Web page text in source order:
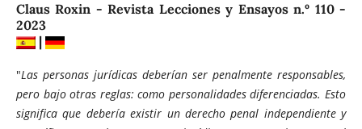
Claus Roxin - Revista Lecciones y Ensayos n.º 110 -
2023
|
"Las personas jurídicas deberían ser penalmente responsables,
pero bajo otras reglas: como personalidades diferenciadas. Esto
significa que debería existir un derecho penal independiente y